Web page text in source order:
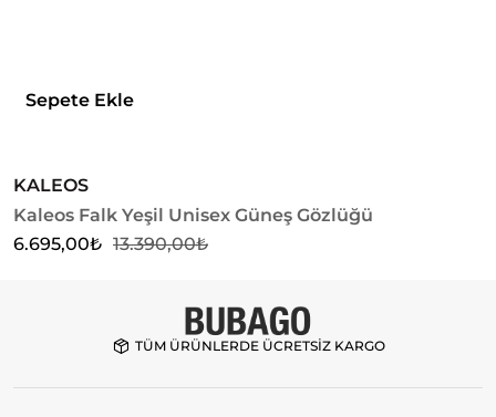
Sepete Ekle
KALEOS
Kaleos Falk Yeşil Unisex Güneş Gözlüğü
13.390,00₺
6.695,00₺
TÜM ÜRÜNLERDE ÜCRETSİZ KARGO